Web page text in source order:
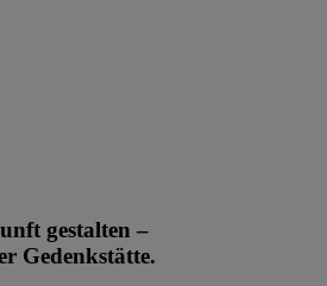
gestalten –
Gedenkstätte.